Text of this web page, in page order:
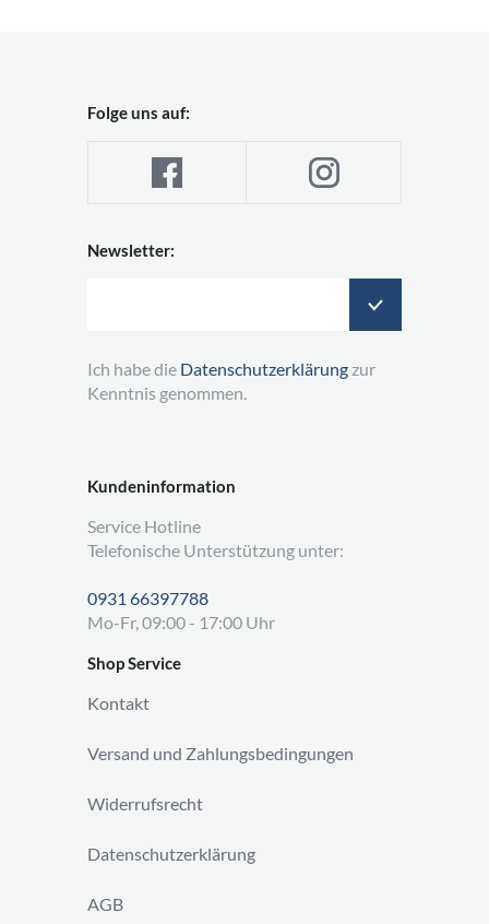
Kundeninformation
Service Hotline
Telefonische Unterstützung unter:
0931 66397788
Mo-Fr, 09:00 - 17:00 Uhr
Shop Service
Kontakt
Versand und Zahlungsbedingungen
Widerrufsrecht
Datenschutzerklärung
AGB
Folge uns auf:
Newsletter:
Ich habe die Datenschutzerklärung zur
Kenntnis genommen.